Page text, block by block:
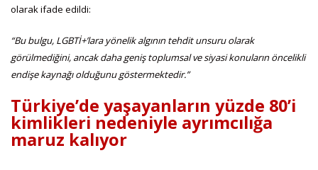
olarak ifade edildi:
“Bu bulgu, LGBTİ+’lara yönelik algının tehdit unsuru olarak
görülmediğini, ancak daha geniş toplumsal ve siyasi konuların öncelikli
endişe kaynağı olduğunu göstermektedir.”
Türkiye’de yaşayanların yüzde 80’i
kimlikleri nedeniyle ayrımcılığa
maruz kalıyor